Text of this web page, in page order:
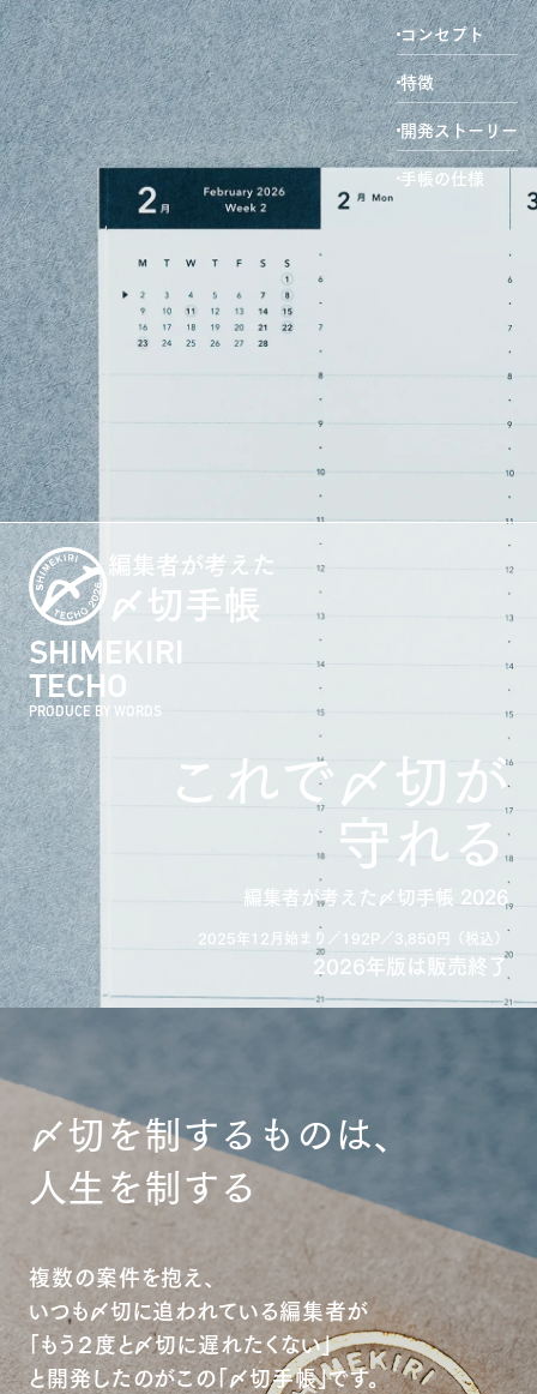
コンセプト
特徴
開発ストーリー
手帳の仕様
編集者が考えた
〆切手帳
SHIMEKIRI
TECHO
PRODUCE BY WORDS
これで〆切が
守れる
編集者が考えた〆切手帳 2026
2025年12月始まり／192P／3,850円（税込）
2026年版は販売終了
〆切を制するものは、
人生を制する
複数の案件を抱え、
いつも〆切に追われている編集者が
「もう２度と〆切に遅れたくない」
と開発したのがこの「〆切手帳」です。